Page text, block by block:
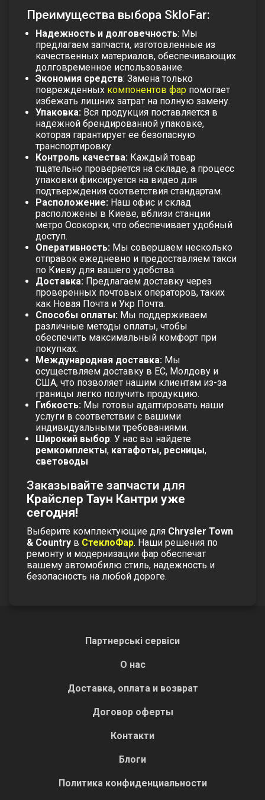
Преимущества выбора SkloFar:
Надежность и долговечность: Мы
предлагаем запчасти, изготовленные из
качественных материалов, обеспечивающих
долговременное использование.
Экономия средств: Замена только
поврежденных компонентов фар помогает
избежать лишних затрат на полную замену.
Упаковка: Вся продукция поставляется в
надежной брендированной упаковке,
которая гарантирует ее безопасную
транспортировку.
Контроль качества: Каждый товар
тщательно проверяется на складе, а процесс
упаковки фиксируется на видео для
подтверждения соответствия стандартам.
Расположение: Наш офис и склад
расположены в Киеве, вблизи станции
метро Осокорки, что обеспечивает удобный
доступ.
Оперативность: Мы совершаем несколько
отправок ежедневно и предоставляем такси
по Киеву для вашего удобства.
Доставка: Предлагаем доставку через
проверенных почтовых операторов, таких
как Новая Почта и Укр Почта.
Способы оплаты: Мы поддерживаем
различные методы оплаты, чтобы
обеспечить максимальный комфорт при
покупках.
Международная доставка: Мы
осуществляем доставку в ЕС, Молдову и
США, что позволяет нашим клиентам из-за
границы легко получить продукцию.
Гибкость: Мы готовы адаптировать наши
услуги в соответствии с вашими
индивидуальными требованиями.
Широкий выбор: У нас вы найдете
ремкомплекты, катафоты, ресницы,
световоды
Заказывайте запчасти для
Крайслер Таун Кантри уже
сегодня!
Выберите комплектующие для Chrysler Town
& Country в СтеклоФар. Наши решения по
ремонту и модернизации фар обеспечат
вашему автомобилю стиль, надежность и
безопасность на любой дороге.
Партнерські сервіси
О нас
Доставка, оплата и возврат
Договор оферты
Контакти
Блоги
Политика конфиденциальности